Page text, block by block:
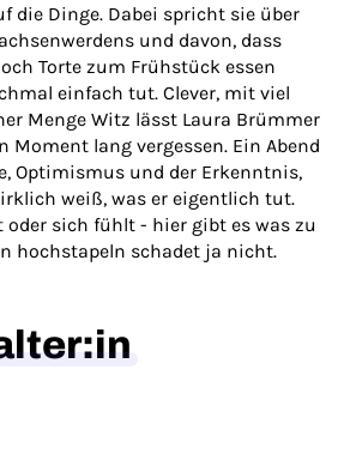
die Dinge. Dabei spricht sie über
und davon, dass
Torte zum Frühstück essen
einfach tut. Clever, mit viel
Menge Witz lässt Laura Brümmer
Moment lang vergessen. Ein Abend
Optimismus und der Erkenntnis,
weiß, was er eigentlich tut.
oder sich fühlt - hier gibt es was zu
hochstapeln schadet ja nicht.